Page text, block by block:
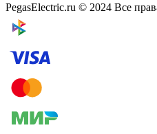
PegasElectric.ru © 2024 Все